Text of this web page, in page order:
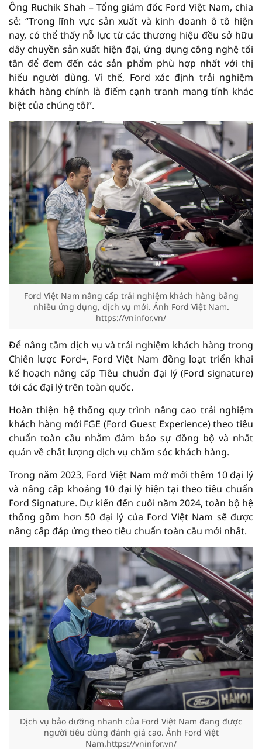
Ông Ruchik Shah – Tổng giám đốc Ford Việt Nam, chia
sẻ: “Trong lĩnh vực sản xuất và kinh doanh ô tô hiện
nay, có thể thấy nỗ lực từ các thương hiệu đều sở hữu
dây chuyền sản xuất hiện đại, ứng dụng công nghệ tối
tân để đem đến các sản phẩm phù hợp nhất với thị
hiếu người dùng. Vì thế, Ford xác định trải nghiệm
khách hàng chính là điểm cạnh tranh mang tính khác
biệt của chúng tôi”.
Ford Việt Nam nâng cấp trải nghiệm khách hàng bằng
nhiều ứng dụng, dịch vụ mới. Ảnh Ford Việt Nam.
https://vninfor.vn/
Để nâng tầm dịch vụ và trải nghiệm khách hàng trong
Chiến lược Ford+, Ford Việt Nam đồng loạt triển khai
kế hoạch nâng cấp Tiêu chuẩn đại lý (Ford signature)
tới các đại lý trên toàn quốc.
Hoàn thiện hệ thống quy trình nâng cao trải nghiệm
khách hàng mới FGE (Ford Guest Experience) theo tiêu
chuẩn toàn cầu nhằm đảm bảo sự đồng bộ và nhất
quán về chất lượng dịch vụ chăm sóc khách hàng.
Trong năm 2023, Ford Việt Nam mở mới thêm 10 đại lý
và nâng cấp khoảng 10 đại lý hiện tại theo tiêu chuẩn
Ford Signature. Dự kiến đến cuối năm 2024, toàn bộ hệ
thống gồm hơn 50 đại lý của Ford Việt Nam sẽ được
nâng cấp đáp ứng theo tiêu chuẩn toàn cầu mới nhất.
Dịch vụ bảo dưỡng nhanh của Ford Việt Nam đang được
người tiêu dùng đánh giá cao. Ảnh Ford Việt
Nam.https://vninfor.vn/